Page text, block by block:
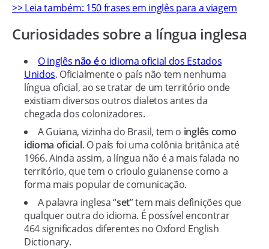
>> Leia também: 150 frases em inglês para a viagem
Curiosidades sobre a língua inglesa
O inglês não éo idioma oficial dos Estados
Unidos. Oficialmente o país não tem nenhuma
língua oficial, ao se tratar de um território onde
existiam diversos outros dialetos antes da
chegada dos colonizadores.
A Guiana, vizinha do Brasil, tem o inglês como
idioma oficial. O país foi uma colônia britânica até
1966. Ainda assim, a língua não é a mais falada no
território, que tem o crioulo guianense como a
forma mais popular de comunicação.
A palavra inglesa “set” tem mais definições que
qualquer outra do idioma. É possível encontrar
464 significados diferentes no Oxford English
Dictionary.